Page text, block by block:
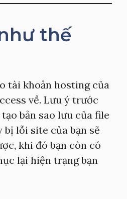
thế
tài khoản hosting của
về. Lưu ý trước
bản sao lưu của file
bị lỗi site của bạn sẽ
khi đó bạn còn có
lại hiện trạng bạn